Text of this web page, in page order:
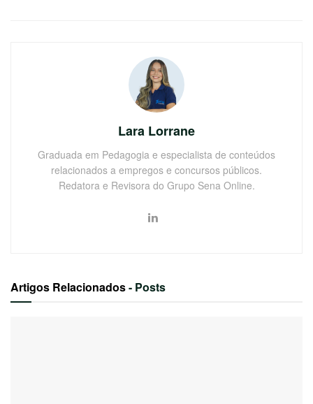
Lara Lorrane
Graduada em Pedagogia e especialista de conteúdos
relacionados a empregos e concursos públicos.
Redatora e Revisora do Grupo Sena Online.
Artigos Relacionados- Posts